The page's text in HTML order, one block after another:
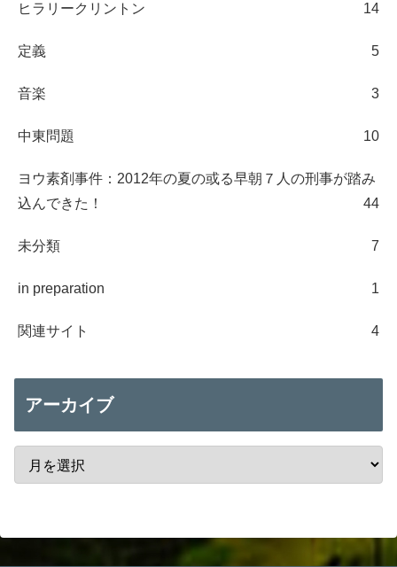
ヒラリークリントン 14
定義 5
音楽 3
中東問題 10
ヨウ素剤事件：2012年の夏の或る早朝７人の刑事が踏み
込んできた！
44
未分類 7
in preparation 1
関連サイト 4
アーカイブ